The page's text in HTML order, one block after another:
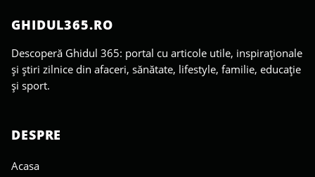
GHIDUL365.RO
Descoperă Ghidul 365: portal cu articole utile, inspiraționale
și știri zilnice din afaceri, sănătate, lifestyle, familie, educație
și sport.
DESPRE
Acasa